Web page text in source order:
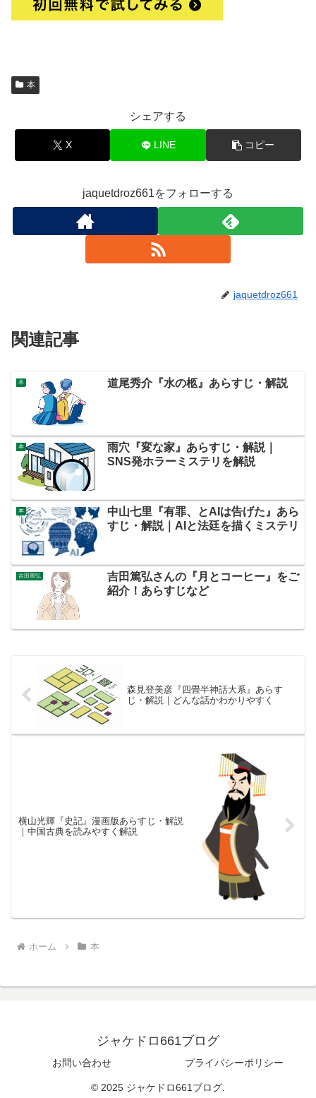
本
シェアする
X LINE コピー
jaquetdroz661をフォローする
jaquetdroz661
関連記事
本 道尾秀介『水の柩』あらすじ・解説
本
雨穴『変な家』あらすじ・解説｜
SNS発ホラーミステリを解説
本
中山七里『有罪、とAIは告げた』あら
すじ・解説｜AIと法廷を描くミステリ
吉田篤弘
吉田篤弘さんの『月とコーヒー』をご
紹介！あらすじなど
森見登美彦『四畳半神話大系』あらす
じ・解説｜どんな話かわかりやすく
横山光輝『史記』漫画版あらすじ・解説
｜中国古典を読みやすく解説
ホーム 本
ジャケドロ661ブログ
お問い合わせ プライバシーポリシー
© 2025 ジャケドロ661ブログ.